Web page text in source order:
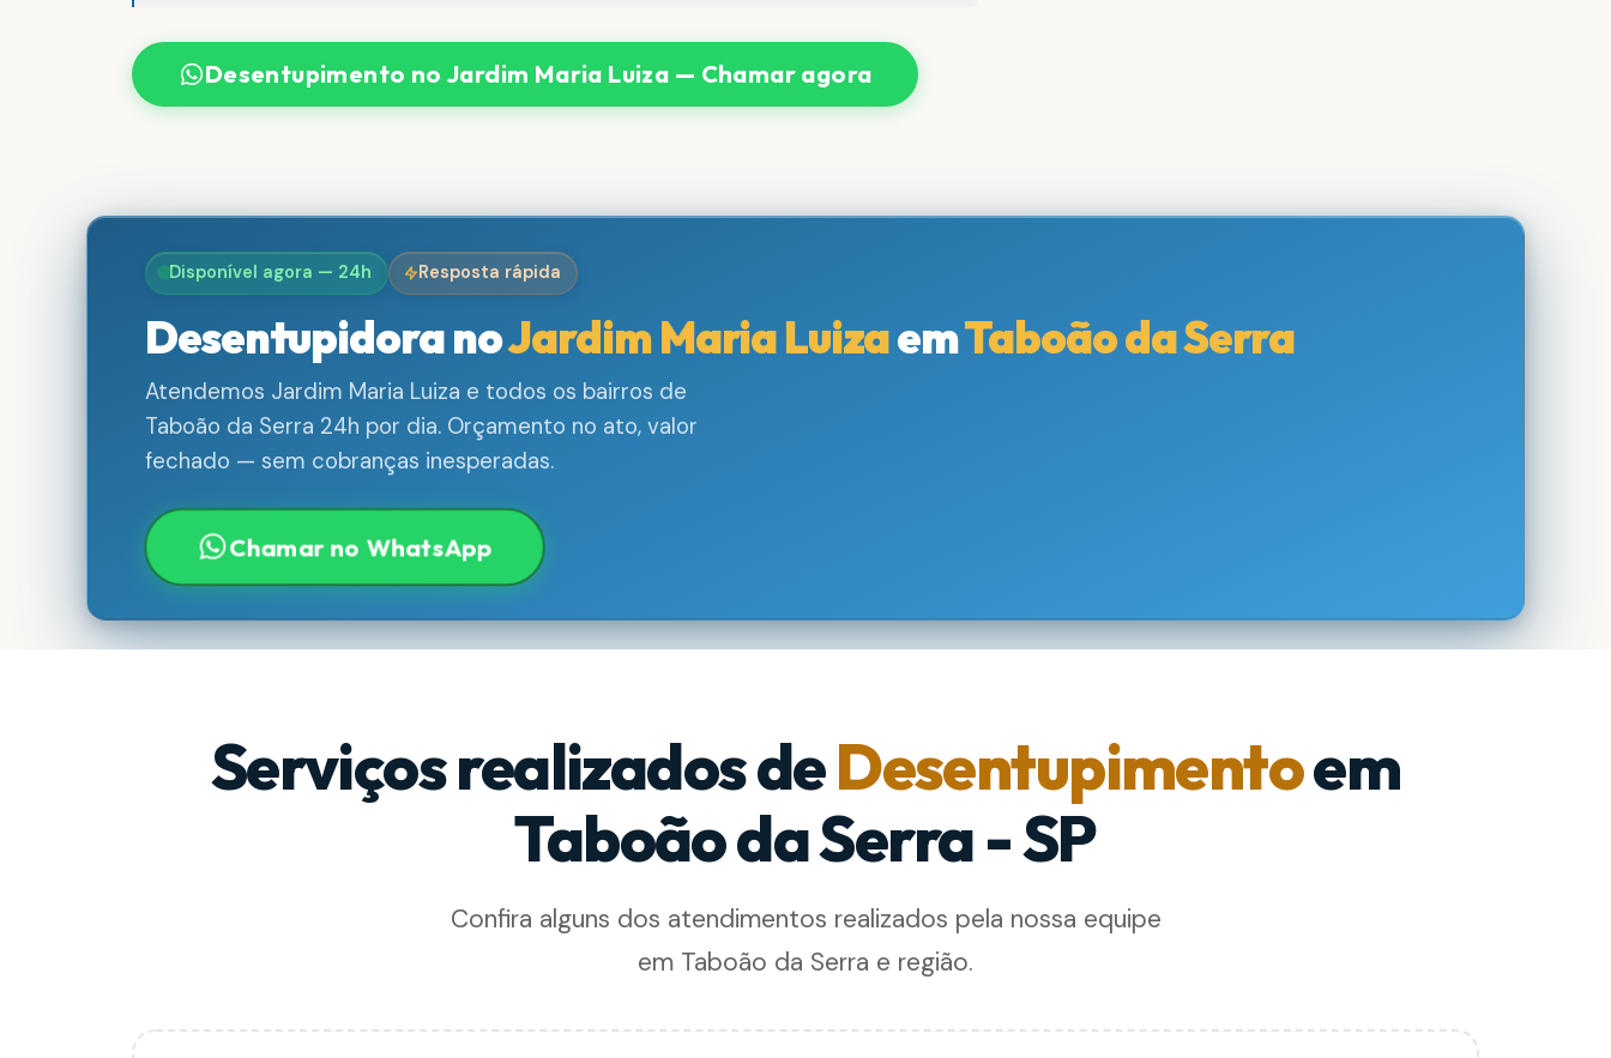
Desentupimento no Jardim Maria Luiza — Chamar agora
Disponível agora — 24h Resposta rápida
Desentupidora noJardim Maria LuizaemTaboão da Serra
Atendemos Jardim Maria Luiza e todos os bairros de
Taboão da Serra 24h por dia. Orçamento no ato, valor
fechado — sem cobranças inesperadas.
Chamar no WhatsApp
Serviços realizados deDesentupimentoem
Taboão da Serra - SP
Confira alguns dos atendimentos realizados pela nossa equipe
em Taboão da Serra e região.